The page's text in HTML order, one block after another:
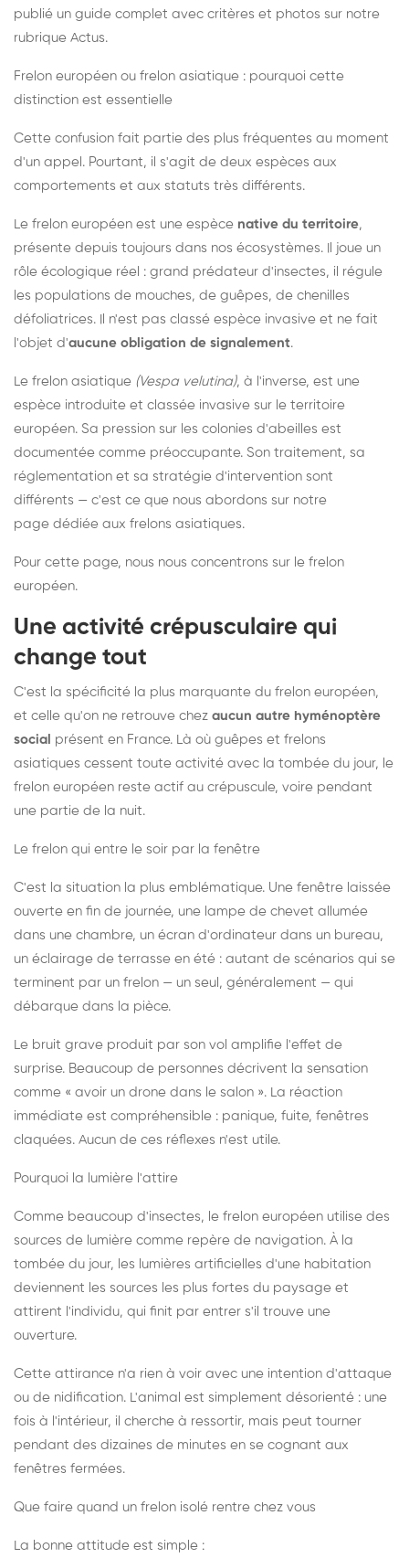
publié un guide complet avec critères et photos sur notre
rubrique Actus.
Frelon européen ou frelon asiatique : pourquoi cette
distinction est essentielle
Cette confusion fait partie des plus fréquentes au moment
d'un appel. Pourtant, il s'agit de deux espèces aux
comportements et aux statuts très différents.
Le frelon européen est une espèce native du territoire,
présente depuis toujours dans nos écosystèmes. Il joue un
rôle écologique réel : grand prédateur d'insectes, il régule
les populations de mouches, de guêpes, de chenilles
défoliatrices. Il n'est pas classé espèce invasive et ne fait
l'objet d'aucune obligation de signalement.
Le frelon asiatique (Vespa velutina), à l'inverse, est une
espèce introduite et classée invasive sur le territoire
européen. Sa pression sur les colonies d'abeilles est
documentée comme préoccupante. Son traitement, sa
réglementation et sa stratégie d'intervention sont
différents — c'est ce que nous abordons sur notre
page dédiée aux frelons asiatiques.
Pour cette page, nous nous concentrons sur le frelon
européen.
Une activité crépusculaire qui
change tout
C'est la spécificité la plus marquante du frelon européen,
et celle qu'on ne retrouve chez aucun autre hyménoptère
social présent en France. Là où guêpes et frelons
asiatiques cessent toute activité avec la tombée du jour, le
frelon européen reste actif au crépuscule, voire pendant
une partie de la nuit.
Le frelon qui entre le soir par la fenêtre
C'est la situation la plus emblématique. Une fenêtre laissée
ouverte en fin de journée, une lampe de chevet allumée
dans une chambre, un écran d'ordinateur dans un bureau,
un éclairage de terrasse en été : autant de scénarios qui se
terminent par un frelon — un seul, généralement — qui
débarque dans la pièce.
Le bruit grave produit par son vol amplifie l'effet de
surprise. Beaucoup de personnes décrivent la sensation
comme « avoir un drone dans le salon ». La réaction
immédiate est compréhensible : panique, fuite, fenêtres
claquées. Aucun de ces réflexes n'est utile.
Pourquoi la lumière l'attire
Comme beaucoup d'insectes, le frelon européen utilise des
sources de lumière comme repère de navigation. À la
tombée du jour, les lumières artificielles d'une habitation
deviennent les sources les plus fortes du paysage et
attirent l'individu, qui finit par entrer s'il trouve une
ouverture.
Cette attirance n'a rien à voir avec une intention d'attaque
ou de nidification. L'animal est simplement désorienté : une
fois à l'intérieur, il cherche à ressortir, mais peut tourner
pendant des dizaines de minutes en se cognant aux
fenêtres fermées.
Que faire quand un frelon isolé rentre chez vous
La bonne attitude est simple :